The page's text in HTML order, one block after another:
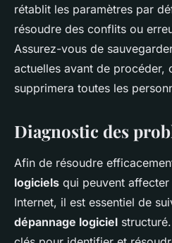
rétablit les paramètres par
résoudre des conflits ou
Assurez-vous de
actuelles avant de procéder,
supprimera toutes les
Diagnostic des
Afin de résoudre
logiciels qui peuvent
Internet, il est essentiel de
dépannage logiciel